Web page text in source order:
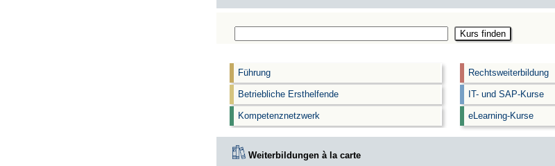
Führung
Betriebliche Ersthelfende
Kompetenznetzwerk
Rechtsweiterbildung
IT- und SAP-Kurse
eLearning-Kurse
Weiterbildungen à la carte